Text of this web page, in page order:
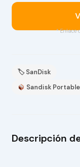
* Enlace
🏷 SanDisk
Sandisk
Descripción